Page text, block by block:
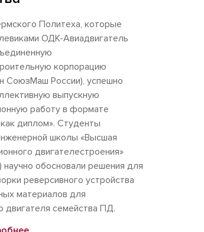
Политеха, которые
ОДК-Авиадвигатель
корпорацию
СоюзМаш России), успешно
выпускную
работу в формате
диплом». Студенты
школы «Высшая
двигателестроения»
обосновали решения для
реверсивного устройства
материалов для
двигателя семейства ПД.